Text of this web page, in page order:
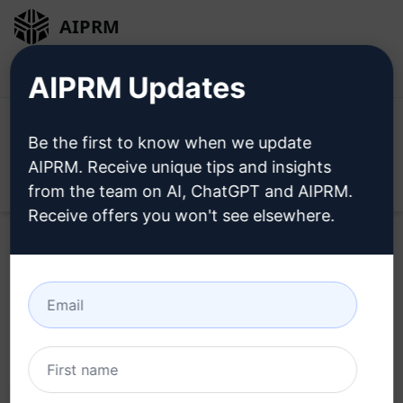
AIPRM
Home / Ayudas AI / Copywriting Prompts / Writing
Prompts
/
655
0 342
AIPRM Updates
Be the first to know when we update
AIPRM. Receive unique tips and insights
from the team on AI, ChatGPT and AIPRM.
Receive offers you won't see elsewhere.